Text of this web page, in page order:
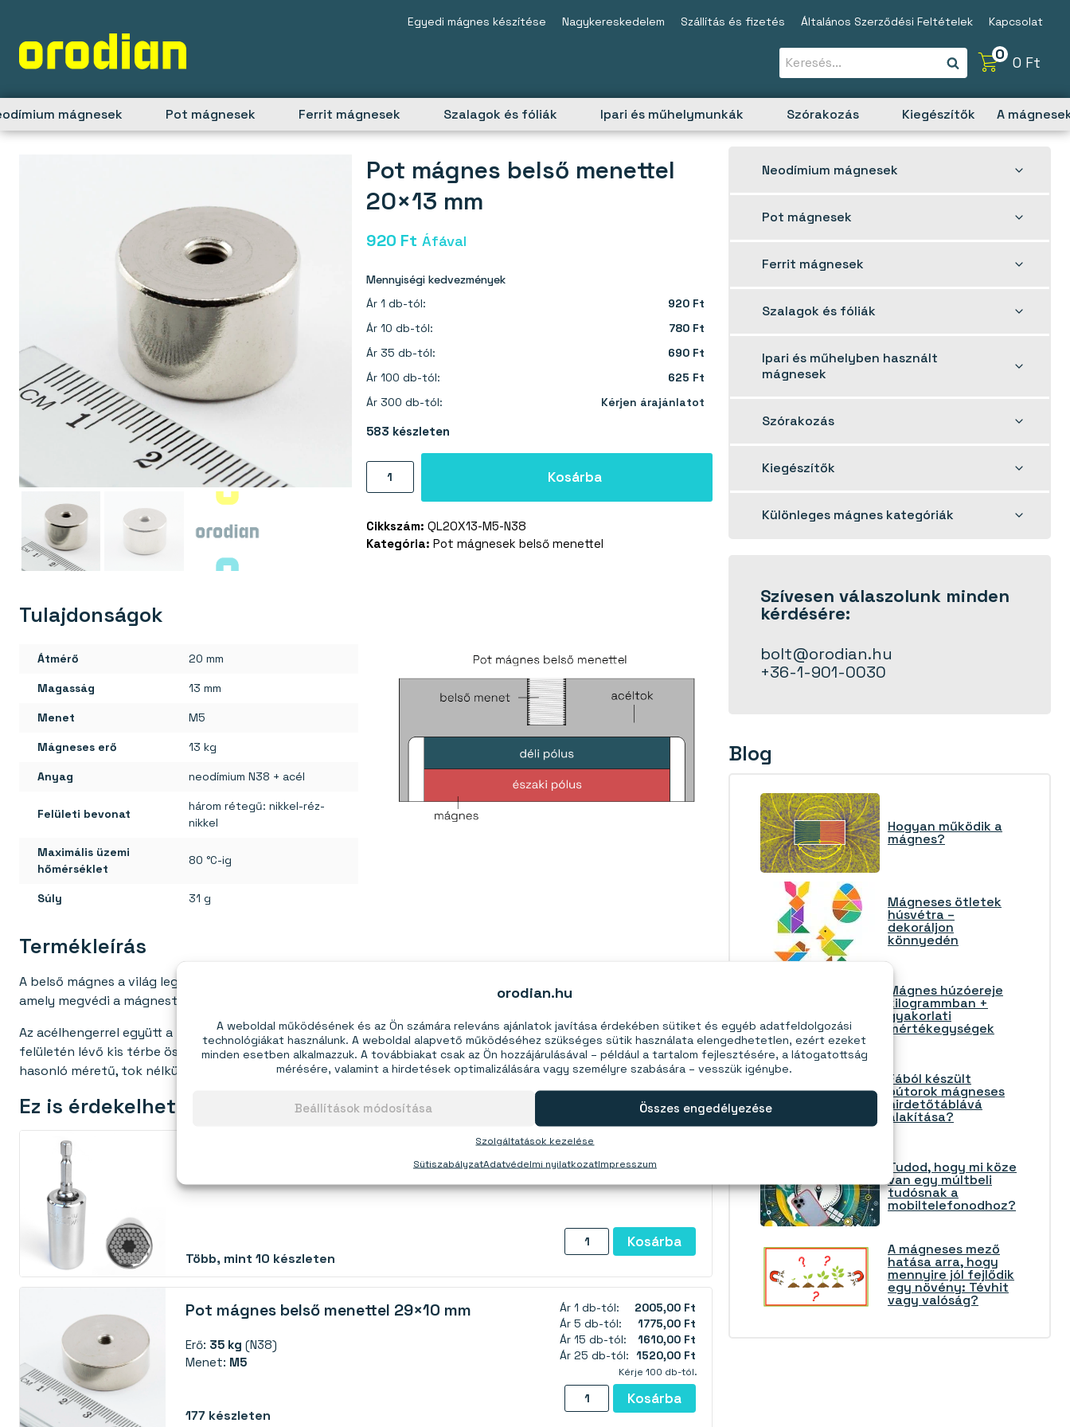
orodian.hu
A weboldal működésének és az Ön számára releváns ajánlatok javítása érdekében sütiket és egyéb adatfeldolgozási
technológiákat használunk. A weboldal alapvető működéséhez szükséges sütik használata elengedhetetlen, ezért ezeket
minden esetben alkalmazzuk. A továbbiakat csak az Ön hozzájárulásával – például a tartalom fejlesztésére, a látogatottság
mérésére, valamint a hirdetések optimalizálására vagy személyre szabására – vesszük igénybe.
Szolgáltatások kezelése
Összes engedélyezése
Beállítások módosítása
SütiszabályzatAdatvédelmi nyilatkozatImpresszum
content
Egyedi mágnes készítése Nagykereskedelem Szállítás és fizetés Általános Szerződési Feltételek Kapcsolat
0 0 Ft
mágnesek Pot mágnesek Ferrit mágnesek Szalagok és fóliák Ipari és műhelymunkák Szórakozás Kiegészítők A
Pot mágnes belső menettel
20×13 mm
920 Ft Áfával
Mennyiségi kedvezmények
Ár 1 db-tól:
920 Ft
Ár 10 db-tól:
780 Ft
Ár 35 db-tól:
690 Ft
Ár 100 db-tól:
625 Ft
Ár 300 db-tól:
Kérjen árajánlatot
583 készleten
mágnes
menettel
20×13
Kosárba
Cikkszám: QL20X13-M5-N38
Kategória: Pot mágnesek belső menettel
Tulajdonságok
Átmérő 20 mm
Magasság 13 mm
Menet M5
Mágneses erő 13 kg
Anyag neodímium N38 + acél
Felületi bevonat
három rétegű: nikkel-réz-
nikkel
Maximális üzemi
hőmérséklet
80 °C-ig
Súly 31 g
Termékleírás
A belső mágnes a világ legerősebb mágneses anyagából, NdFeB-ből készül. Ez egy védő acéltokba van ágyazva,
amely megvédi a mágnest a sérülésektől, ugyanakkor növeli a teljes húzóerőt.
Az acélhengerrel együtt a mágnes úgy viselkedik, mint egy nagy mágneses lencse, amely minden erejét a mágnes
felületén lévő kis térbe összpontosítja. Ennek eredményeként a mágnes nagyobb húzóerővel rendelkezik, mint a
hasonló méretű, tok nélküli szabványos neodímium mágnesek.
Ez is érdekelhet:
Több, mint 10 készleten
Univerzális
dugókulcs
fúrófej
mennyiség
Kosárba
Pot mágnes belső menettel 29×10 mm
Erő: 35 kg (N38)
Menet: M5
177 készleten
Ár 1 db-tól:
2005,00 Ft
Ár 5 db-tól:
1775,00 Ft
Ár 15 db-tól:
1610,00 Ft
Ár 25 db-tól: 1520,00 Ft
Kérje 100 db-tól.
Pot
mágnes
Kosárba
Neodímium mágnesek
Toggle
Pot mágnesek
Toggle
Ferrit mágnesek
Toggle
Szalagok és fóliák
Toggle
Ipari és műhelyben használt
mágnesek
child
Szórakozás
Toggle
Kiegészítők
Toggle
Különleges mágnes kategóriák
Toggle
Szívesen válaszolunk minden
kérdésére:
bolt@orodian.hu
+36-1-901-0030
Blog
Hogyan működik a
mágnes?
Mágneses ötletek
húsvétra –
dekoráljon
könnyedén
Mágnes húzóereje
kilogrammban +
gyakorlati
mértékegységek
Fából készült
bútorok mágneses
hirdetőtáblává
alakítása?
Tudod, hogy mi köze
van egy múltbeli
tudósnak a
mobiltelefonodhoz?
A mágneses mező
hatása arra, hogy
mennyire jól fejlődik
egy növény: Tévhit
vagy valóság?